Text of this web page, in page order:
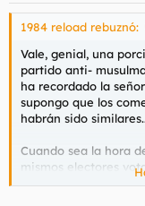
1984 reload rebuznó:
Vale, genial, una
partido anti-
ha recordado la
supongo que los
habrán sido
Cuando sea la hora
mismos electores
europeas muchas